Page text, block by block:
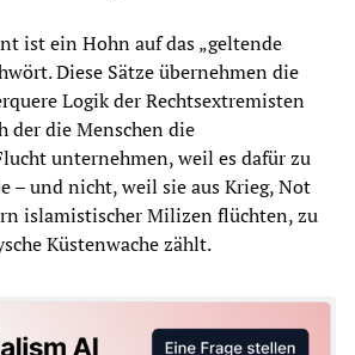
ist ein Hohn auf das „geltende
Diese Sätze übernehmen die
Logik der Rechtsextremisten
der die Menschen die
unternehmen, weil es dafür zu
– und nicht, weil sie aus Krieg, Not
islamistischer Milizen flüchten, zu
Küstenwache zählt.